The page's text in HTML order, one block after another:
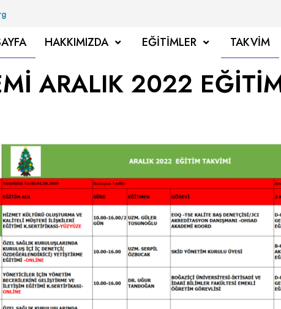
HAKKIMIZDA EĞITIMLER TAKVIM
ARALIK 2022